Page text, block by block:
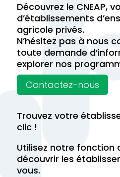
Découvrez le CNEAP,
d’établissements
agricole privés.
N’hésitez pas à nous
toute demande
explorer nos
Contactez-nous
Trouvez votre
clic !
Utilisez notre fonction
découvrir les
vous.